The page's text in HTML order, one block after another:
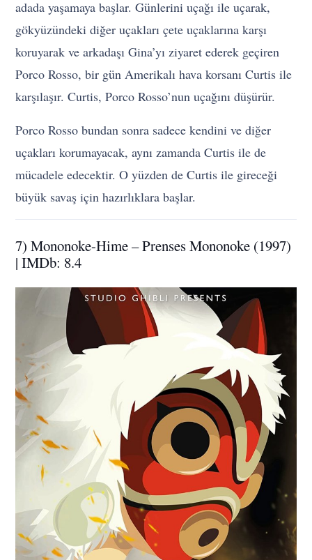
adada yaşamaya başlar. Günlerini uçağı ile uçarak,
gökyüzündeki diğer uçakları çete uçaklarına karşı
koruyarak ve arkadaşı Gina’yı ziyaret ederek geçiren
Porco Rosso, bir gün Amerikalı hava korsanı Curtis ile
karşılaşır. Curtis, Porco Rosso’nun uçağını düşürür.
Porco Rosso bundan sonra sadece kendini ve diğer
uçakları korumayacak, aynı zamanda Curtis ile de
mücadele edecektir. O yüzden de Curtis ile gireceği
büyük savaş için hazırlıklara başlar.
7) Mononoke-Hime – Prenses Mononoke (1997)
| IMDb: 8.4